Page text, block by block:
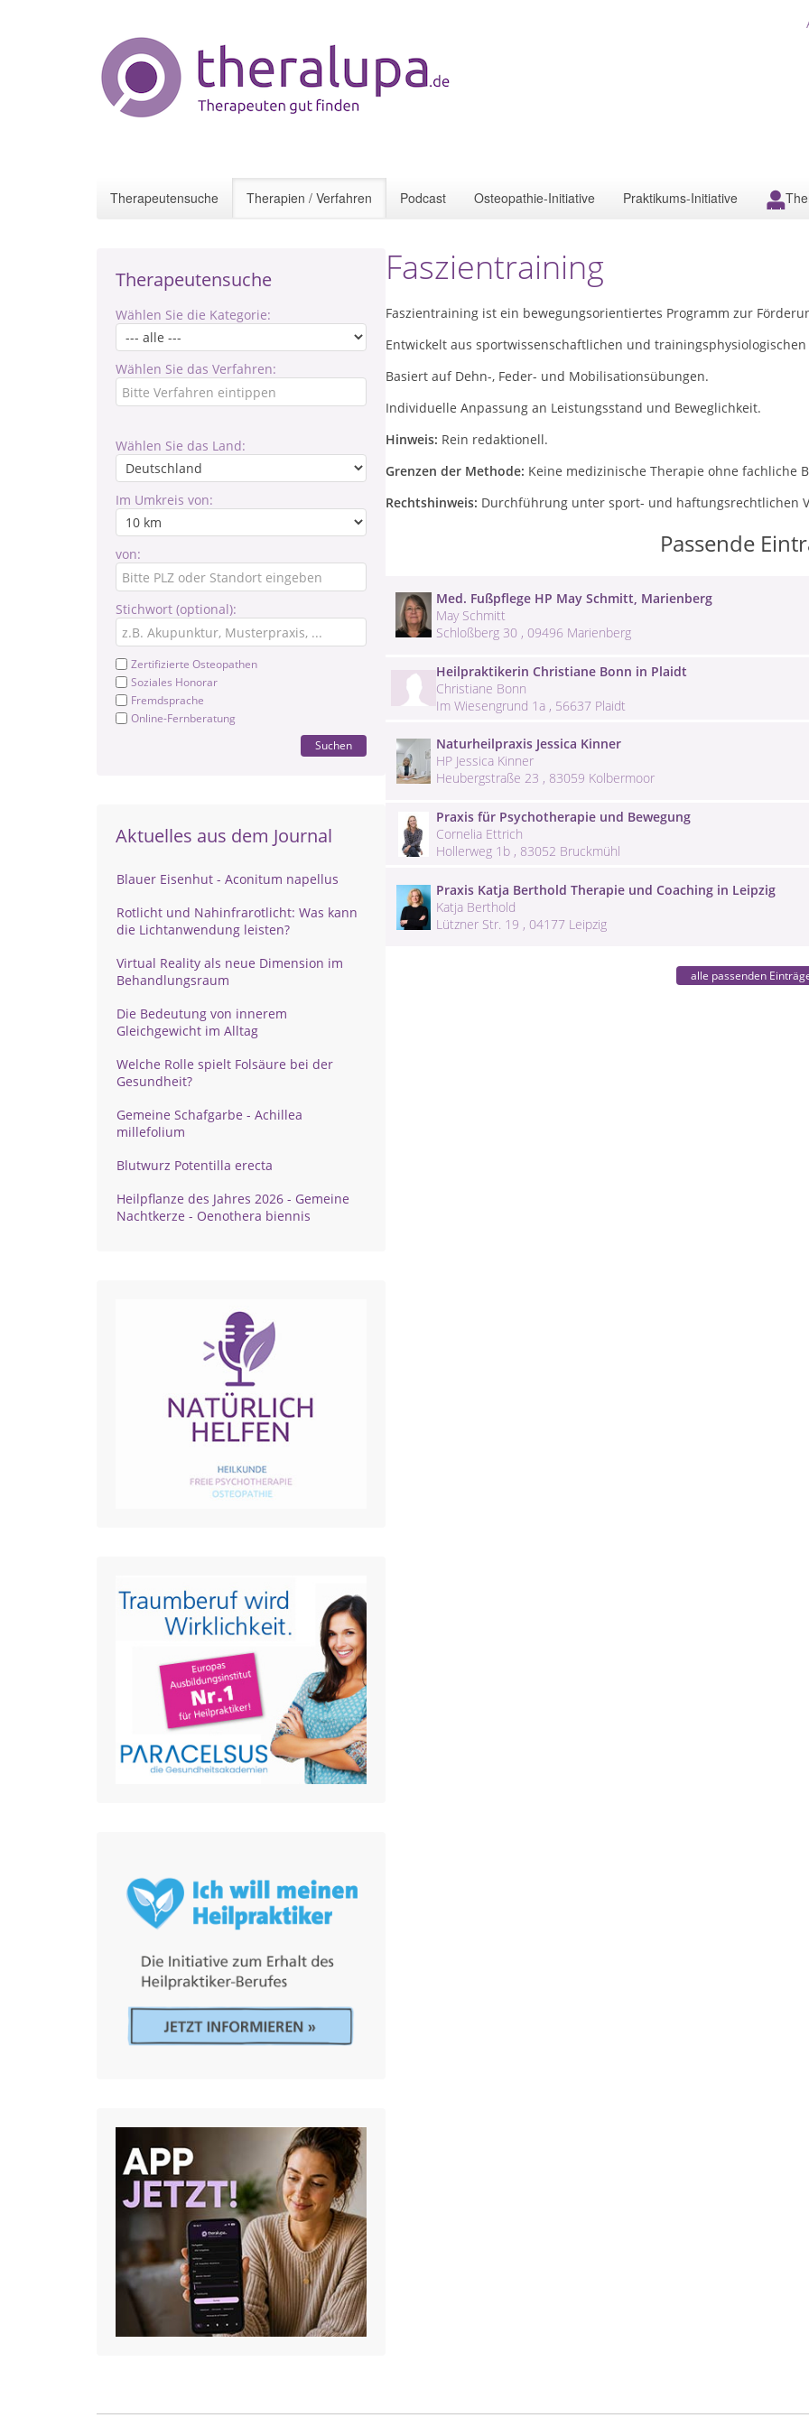
Therapeutensuche Therapien / Verfahren Podcast Osteopathie-Initiative Praktikums-Initiative
Therapeutensuche
Wählen Sie die Kategorie:
Wählen Sie das Verfahren:
Wählen Sie das Land:
Im Umkreis von:
von:
Stichwort (optional):
Zertifizierte Osteopathen
Soziales Honorar
Fremdsprache
Online-Fernberatung
Suchen
Aktuelles aus dem Journal
Blauer Eisenhut - Aconitum napellus
Rotlicht und Nahinfrarotlicht: Was kann
die Lichtanwendung leisten?
Virtual Reality als neue Dimension im
Behandlungsraum
Die Bedeutung von innerem
Gleichgewicht im Alltag
Welche Rolle spielt Folsäure bei der
Gesundheit?
Gemeine Schafgarbe - Achillea
millefolium
Blutwurz Potentilla erecta
Heilpflanze des Jahres 2026 - Gemeine
Nachtkerze - Oenothera biennis
Faszientraining
Faszientraining ist ein bewegungsorientiertes Programm zur
Entwickelt aus sportwissenschaftlichen und
Basiert auf Dehn-, Feder- und Mobilisationsübungen.
Individuelle Anpassung an Leistungsstand und Beweglichkeit.
Hinweis: Rein redaktionell.
Grenzen der Methode: Keine medizinische Therapie ohne fachliche
Rechtshinweis: Durchführung unter sport- und haftungsrechtlichen
Passende
Med. Fußpflege HP May Schmitt, Marienberg
May Schmitt
Schloßberg 30 , 09496 Marienberg
Heilpraktikerin Christiane Bonn in Plaidt
Christiane Bonn
Im Wiesengrund 1a , 56637 Plaidt
Naturheilpraxis Jessica Kinner
HP Jessica Kinner
Heubergstraße 23 , 83059 Kolbermoor
Praxis für Psychotherapie und Bewegung
Cornelia Ettrich
Hollerweg 1b , 83052 Bruckmühl
Praxis Katja Berthold Therapie und Coaching in Leipzig
Katja Berthold
Lützner Str. 19 , 04177 Leipzig
alle passenden